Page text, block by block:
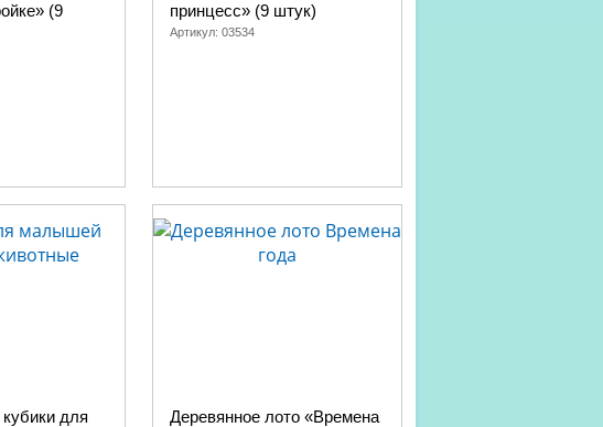
(9
принцесс» (9 штук)
Артикул: 03534
для
Деревянное лото «Времена